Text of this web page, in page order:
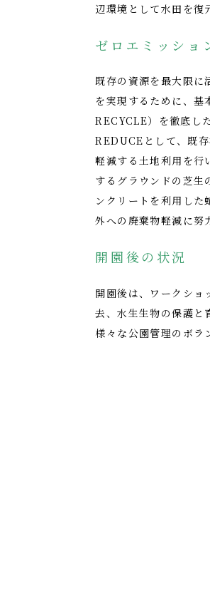
辺環境として水田を復
ゼロエミッショ
既存の資源を最大限に
を実現するために、
RECYCLE）を徹底した
REDUCEとして、既
軽減する土地利用を行
するグラウンドの芝生
ンクリートを利用した
外への廃棄物軽減に努
開園後の状況
開園後は、ワークショ
去、水生生物の保護と
様々な公園管理のボラ